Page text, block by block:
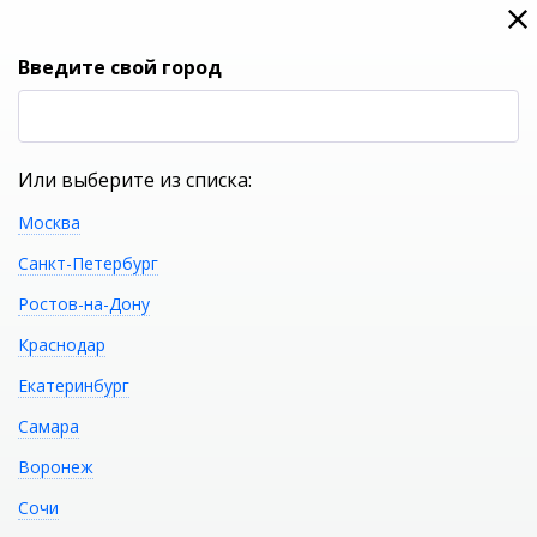
0
Пенал SFARZOSO
Giovanni 50
Введите свой город
Или выберите из списка:
Москва
Санкт-Петербург
Ростов-на-Дону
Краснодар
Екатеринбург
Самара
Воронеж
Сочи